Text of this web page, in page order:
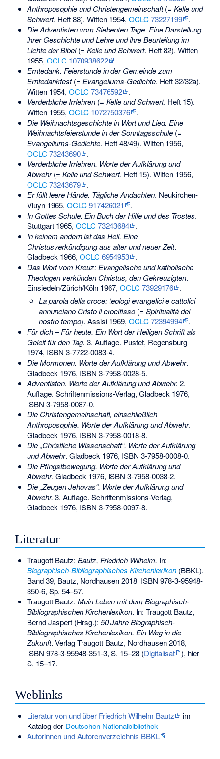
Anthroposophie und Christengemeinschaft(= Kelle und
Schwert. Heft 88). Witten 1954, OCLC 73227199
.
Die Adventisten vom Siebenten Tage. Eine Darstellung
ihrer Geschichte und Lehre und ihre Beurteilung im
Lichte der Bibel(= Kelle und Schwert. Heft 82). Witten
1955, OCLC 1070938622
.
Erntedank. Feierstunde in der Gemeinde zum
Erntedankfest(= Evangeliums-Gedichte. Heft 32/32a).
Witten 1954, OCLC 73476592
.
Verderbliche Irrlehren(= Kelle und Schwert. Heft 15).
Witten 1955, OCLC 1072750376
.
Die Weihnachtsgeschichte in Wort und Lied. Eine
Weihnachtsfeierstunde in der Sonntagsschule(=
Evangeliums-Gedichte. Heft 48/49). Witten 1956,
OCLC 73243690
.
Verderbliche Irrlehren. Worte der Aufklärung und
Abwehr(= Kelle und Schwert. Heft 15). Witten 1956,
OCLC 73243679
.
Er füllt leere Hände. Tägliche Andachten. Neukirchen-
Vluyn 1965, OCLC 917426021
.
In Gottes Schule. Ein Buch der Hilfe und des Trostes.
Stuttgart 1965, OCLC 73243684
.
In keinem andern ist das Heil. Eine
Christusverkündigung aus alter und neuer Zeit.
Gladbeck 1966, OCLC 6954953
.
Das Wort vom Kreuz: Evangelische und katholische
Theologen verkünden Christus, den Gekreuzigten.
Einsiedeln/Zürich/Köln 1967, OCLC 73929176
.
La parola della croce: teologi evangelici e cattolici
annunciano Cristo il crocifisso (=Spiritualità del
nostro tempo). Assisi 1969,OCLC72394994
.
Für dich – Für heute. Ein Wort der Heiligen Schrift als
Geleit für den Tag. 3. Auflage. Pustet, Regensburg
1974, ISBN 3-7722-0083-4.
Die Mormonen. Worte der Aufklärung und Abwehr.
Gladbeck 1976, ISBN 3-7958-0028-5.
Adventisten. Worte der Aufklärung und Abwehr. 2.
Auflage. Schriftenmissions-Verlag, Gladbeck 1976,
ISBN 3-7958-0087-0.
Die Christengemeinschaft, einschließlich
Anthroposophie. Worte der Aufklärung und Abwehr.
Gladbeck 1976, ISBN 3-7958-0018-8.
Die „Christliche Wissenschaft“. Worte der Aufklärung
und Abwehr. Gladbeck 1976, ISBN 3-7958-0008-0.
Die Pfingstbewegung. Worte der Aufklärung und
Abwehr. Gladbeck 1976, ISBN 3-7958-0038-2.
Die „Zeugen Jehovas“. Worte der Aufklärung und
Abwehr. 3. Auflage. Schriftenmissions-Verlag,
Gladbeck 1976, ISBN 3-7958-0097-8.
Literatur
Traugott Bautz: Bautz, Friedrich Wilhelm. In:
Biographisch-Bibliographisches Kirchenlexikon(BBKL).
Band 39, Bautz, Nordhausen 2018, ISBN 978-3-95948-
350-6, Sp. 54–57.
Traugott Bautz: Mein Leben mit dem Biographisch-
Bibliographischen Kirchenlexikon. In: Traugott Bautz,
Bernd Jaspert (Hrsg.): 50 Jahre Biographisch-
Bibliographisches Kirchenlexikon. Ein Weg in die
Zukunft. Verlag Traugott Bautz, Nordhausen 2018,
ISBN 978-3-95948-351-3, S. 15–28 (Digitalisat
), hier
S. 15–17.
Weblinks
Literatur von und über Friedrich Wilhelm Bautz
im
Katalog der Deutschen Nationalbibliothek
Autorinnen und Autorenverzeichnis BBKL